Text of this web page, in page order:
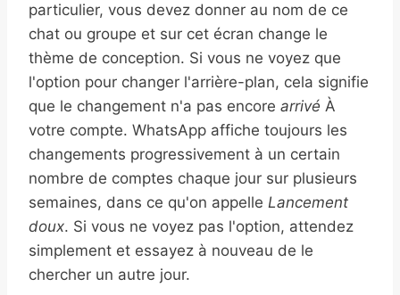
particulier, vous devez donner au nom de ce
chat ou groupe et sur cet écran change le
thème de conception. Si vous ne voyez que
l'option pour changer l'arrière-plan, cela signifie
que le changement n'a pas encore arrivé À
votre compte. WhatsApp affiche toujours les
changements progressivement à un certain
nombre de comptes chaque jour sur plusieurs
semaines, dans ce qu'on appelle Lancement
doux. Si vous ne voyez pas l'option, attendez
simplement et essayez à nouveau de le
chercher un autre jour.